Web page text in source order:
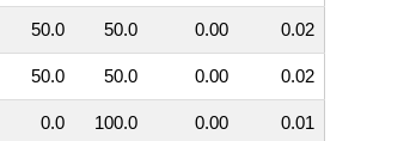
50.0 50.0 0.00 0.02
50.0 50.0 0.00 0.02
0.0 100.0 0.00 0.01